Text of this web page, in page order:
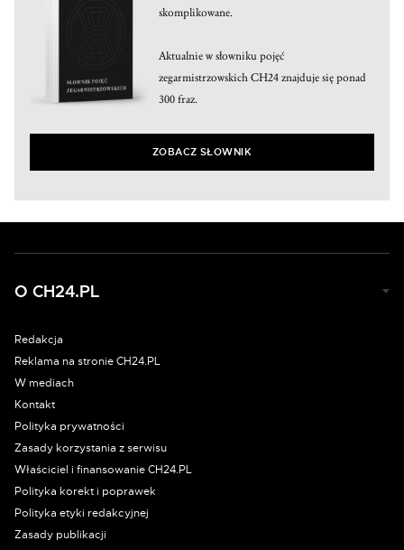
skomplikowane.
Aktualnie w słowniku pojęć
zegarmistrzowskich CH24 znajduje się ponad
300 fraz.
ZOBACZ SŁOWNIK
O CH24.PL
Redakcja
Reklama na stronie CH24.PL
W mediach
Kontakt
Polityka prywatności
Zasady korzystania z serwisu
Właściciel i finansowanie CH24.PL
Polityka korekt i poprawek
Polityka etyki redakcyjnej
Zasady publikacji